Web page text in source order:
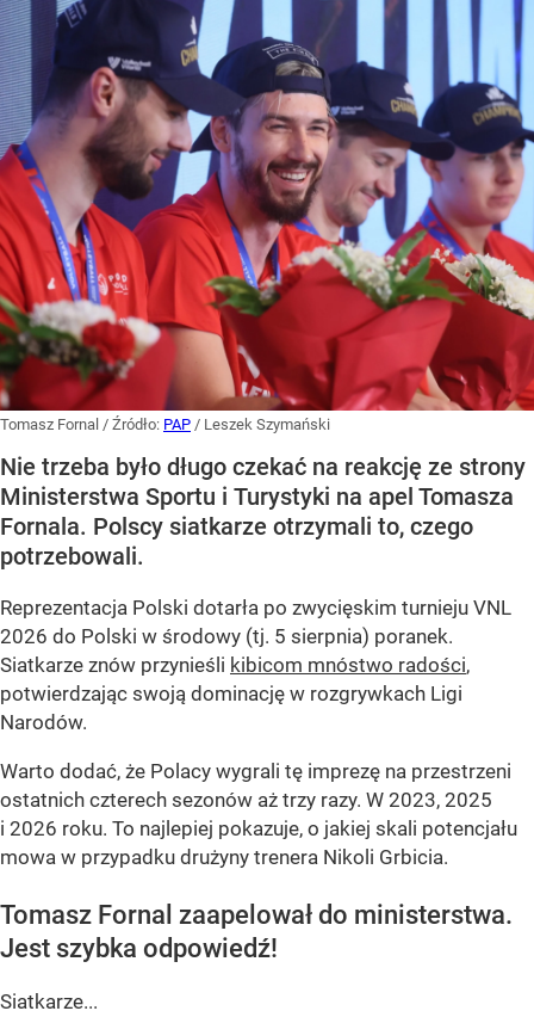
Tomasz Fornal / Źródło: PAP / Leszek Szymański
Nie trzeba było długo czekać na reakcję ze strony
Ministerstwa Sportu i Turystyki na apel Tomasza
Fornala. Polscy siatkarze otrzymali to, czego
potrzebowali.
Reprezentacja Polski dotarła po zwycięskim turnieju VNL
2026 do Polski w środowy (tj. 5 sierpnia) poranek.
Siatkarze znów przynieśli kibicom mnóstwo radości,
potwierdzając swoją dominację w rozgrywkach Ligi
Narodów.
Warto dodać, że Polacy wygrali tę imprezę na przestrzeni
ostatnich czterech sezonów aż trzy razy. W 2023, 2025
i 2026 roku. To najlepiej pokazuje, o jakiej skali potencjału
mowa w przypadku drużyny trenera Nikoli Grbicia.
Tomasz Fornal zaapelował do ministerstwa.
Jest szybka odpowiedź!
Siatkarze...